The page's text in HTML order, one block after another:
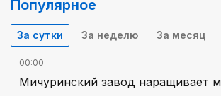
Популярное
За сутки За неделю За месяц
00:00
Мичуринский завод наращивает